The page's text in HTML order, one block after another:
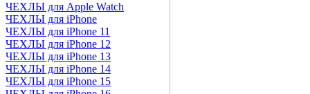
ЧЕХЛЫ для Apple Watch
ЧЕХЛЫ для iPhone
ЧЕХЛЫ для iPhone 11
ЧЕХЛЫ для iPhone 12
ЧЕХЛЫ для iPhone 13
ЧЕХЛЫ для iPhone 14
ЧЕХЛЫ для iPhone 15